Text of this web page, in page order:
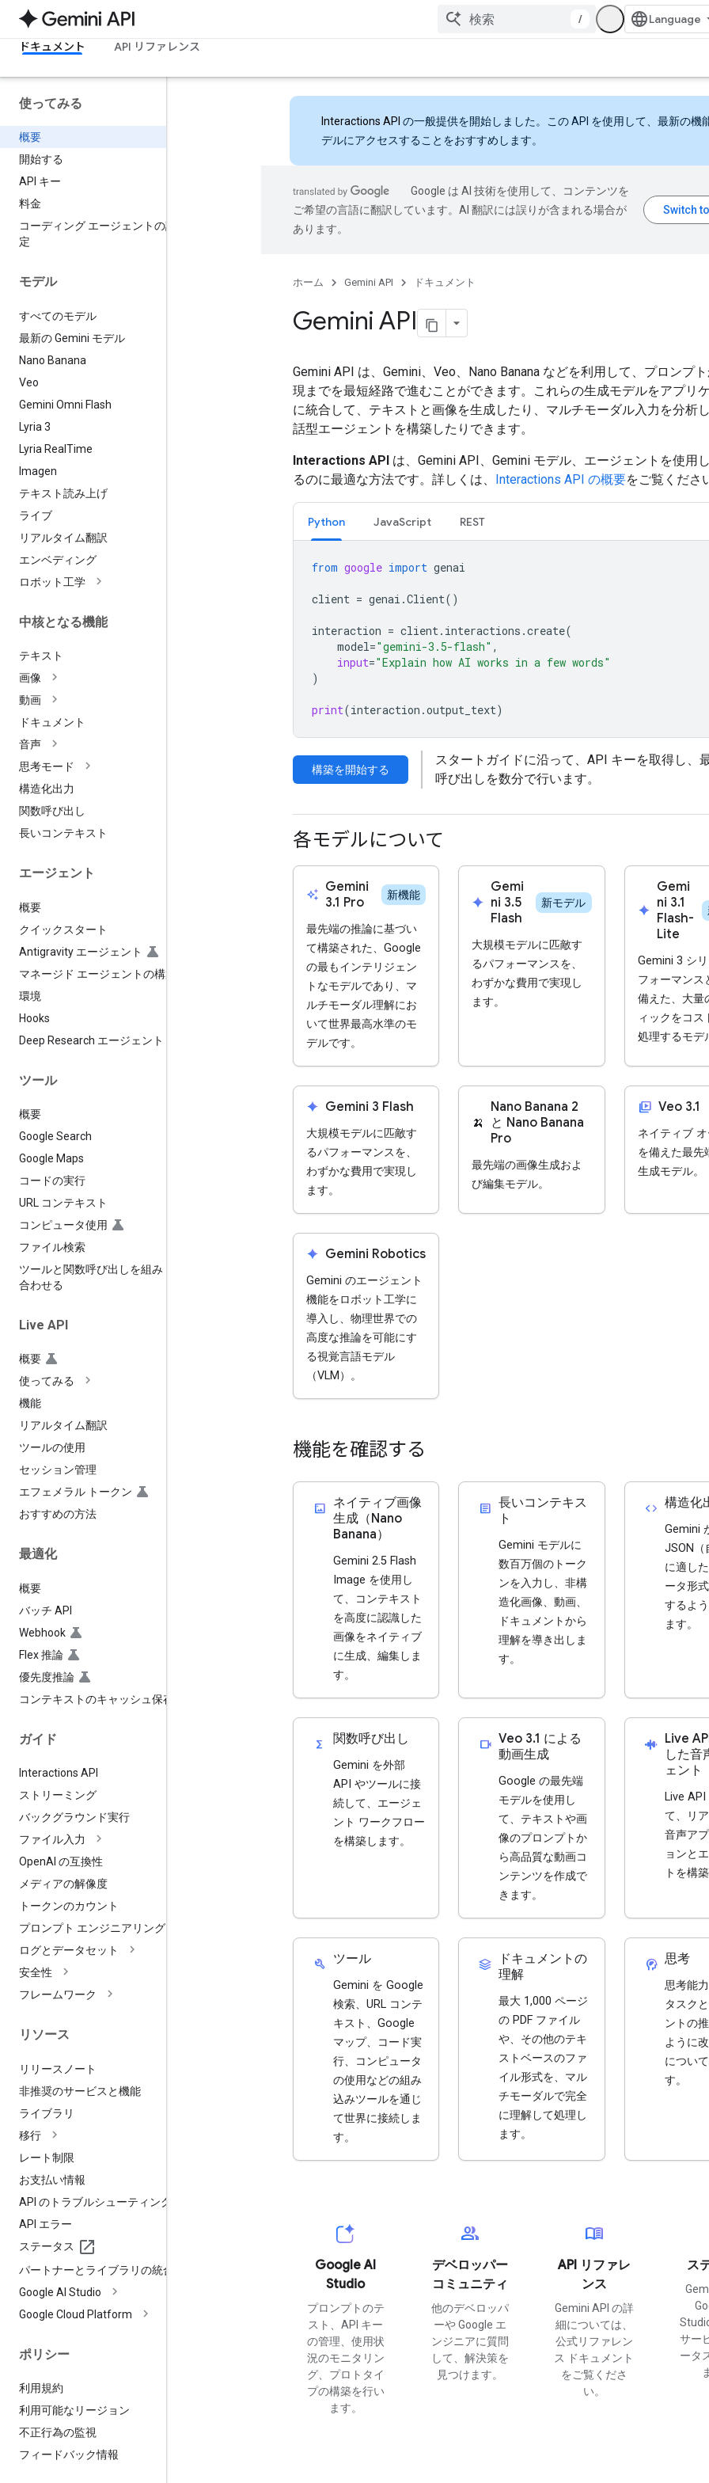
/
ドキュメント API リファレンス
使ってみる
概要
開始する
API キー
料金
コーディング エージェントの設
定
モデル
すべてのモデル
最新の Gemini モデル
Nano Banana
Veo
Gemini Omni Flash
Lyria 3
Lyria Real Time
Imagen
テキスト読み上げ
ライブ
リアルタイム翻訳
エンベディング
ロボット工学
中核となる機能
テキスト
画像
動画
ドキュメント
音声
思考モード
構造化出力
関数呼び出し
長いコンテキスト
エージェント
概要
クイックスタート
Antigravity エージェント
マネージド エージェントの構築
環境
Hooks
Deep Research エージェント
ツール
概要
Google Search
Google Maps
コードの実行
URL コンテキスト
コンピュータ使用
ファイル検索
ツールと関数呼び出しを組み
合わせる
Live API
概要
使ってみる
機能
リアルタイム翻訳
ツールの使用
セッション管理
エフェメラル トークン
おすすめの方法
最適化
概要
バッチ API
Webhook
Flex 推論
優先度推論
コンテキストのキャッシュ保存
ガイド
Interactions API
ストリーミング
バックグラウンド実行
ファイル入力
OpenAI の互換性
メディアの解像度
トークンのカウント
プロンプト エンジニアリング
ログとデータセット
安全性
フレームワーク
リソース
リリースノート
非推奨のサービスと機能
ライブラリ
移行
レート制限
お支払い情報
API のトラブルシューティング
API エラー
ステータス
パートナーとライブラリの統合
Google AI Studio
Google Cloud Platform
ポリシー
利用規約
利用可能なリージョン
不正行為の監視
フィードバック情報
Interactions API の一般提供を開始しました。この API を使用して、最新の機
デルにアクセスすることをおすすめします。
Google は AI 技術を使用して、コンテンツを
ご希望の言語に翻訳しています。AI 翻訳には誤りが含まれる場合が
あります。
ホーム Gemini API ドキュメント
Gemini API
Gemini API は、Gemini、Veo、Nano Banana などを利用して、プロンプ
現までを最短経路で進むことができます。これらの生成モデルをアプリ
に統合して、テキストと画像を生成したり、マルチモーダル入力を分析
話型エージェントを構築したりできます。
Interactions API は、Gemini API、Gemini モデル、エージェントを使用
るのに最適な方法です。詳しくは、 Interactions API の概要をご覧くださ
Python JavaScript REST
from google import genai
client = genai .Client()
interaction = client. interactions .create(
model="gemini-3.5-flash" ,
input="Explain how AI works in a few words"
)
print(interaction .output_text)
構築を開始する
スタートガイドに沿って、API キーを取得し、
呼び出しを数分で行います。
各モデルについて
auto_awesome Gemini
3.1 Pro
新機能
最先端の推論に基づい
て構築された、Google
の最もインテリジェン
トなモデルであり、マ
ルチモーダル理解にお
いて世界最高水準のモ
デルです。
spark
Gemi
ni 3.5
Flash
新モデル
大規模モデルに匹敵す
るパフォーマンスを、
わずかな費用で実現し
ます。
spark
Gemi
ni 3.1
Flash-
Lite
Gemini 3 シ
フォーマンス
備えた、大量
ィックをコス
処理するモデ
spark Gemini 3 Flash
大規模モデルに匹敵す
るパフォーマンスを、
わずかな費用で実現し
ます。
🍌
Nano Banana 2
と Nano Banana
Pro
最先端の画像生成およ
び編集モデル。
video_library Veo 3.1
ネイティブ
を備えた最先
生成モデル。
spark Gemini Robotics
Gemini のエージェント
機能をロボット工学に
導入し、物理世界での
高度な推論を可能にす
る視覚言語モデル
（VLM）。
機能を確認する
imagesmode ネイティブ画像
生成（Nano
Banana）
Gemini 2.5 Flash
Image を使用し
て、コンテキスト
を高度に認識した
画像をネイティブ
に生成、編集しま
す。
article 長いコンテキス
ト
Gemini モデルに
数百万個のトーク
ンを入力し、非構
造化画像、動画、
ドキュメントから
理解を導き出しま
す。
code 構造化
Gemini
JSON（
に適し
ータ形
するよ
ます。
functions 関数呼び出し
Gemini を外部
API やツールに接
続して、エージェ
ント ワークフロー
を構築します。
videocam Veo 3.1 による
動画生成
Google の最先端
モデルを使用し
て、テキストや画
像のプロンプトか
ら高品質な動画コ
ンテンツを作成で
きます。
android_recorder Live
した音
ェント
Live API
て、リ
音声ア
ョンと
トを構
build ツール
Gemini を Google
検索、URL コンテ
キスト、Google
マップ、コード実
行、コンピュータ
の使用などの組み
込みツールを通じ
て世界に接続しま
す。
stacks
ドキュメントの
理解
最大 1,000 ページ
の PDF ファイル
や、その他のテキ
ストベースのファ
イル形式を、マル
チモーダルで完全
に理解して処理し
ます。
cognition_2 思考
思考能
タスク
ントの
ように
につい
す。
Google AI
Studio
プロンプトのテ
スト、API キー
の管理、使用状
況のモニタリン
グ、プロトタイ
プの構築を行い
ます。
group
デベロッパー
コミュニティ
他のデベロッパ
ーや Google エ
ンジニアに質問
して、解決策を
見つけます。
menu_book
API リファレ
ンス
Gemini API の詳
細については、
公式リファレン
ス ドキュメント
をご覧くださ
い。
ス
サー
ータ